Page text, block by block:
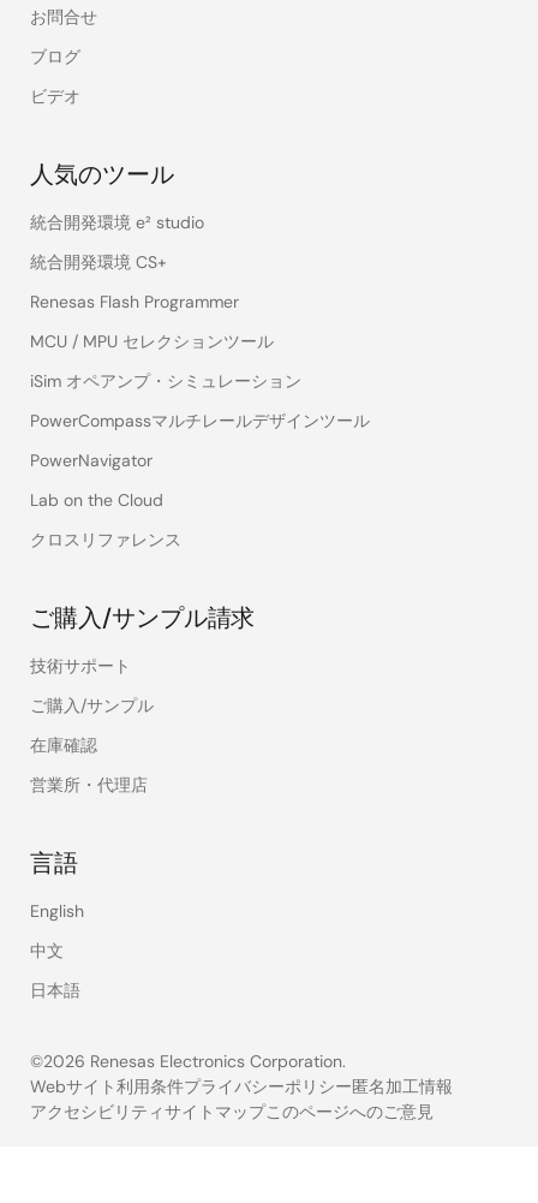
お問合せ
ブログ
ビデオ
人気のツール
統合開発環境 e² studio
統合開発環境 CS+
Renesas Flash Programmer
MCU / MPU セレクションツール
iSim オペアンプ・シミュレーション
PowerCompassマルチレールデザインツール
PowerNavigator
Lab on the Cloud
クロスリファレンス
ご購入/サンプル請求
技術サポート
ご購入/サンプル
在庫確認
営業所・代理店
言語
English
中文
日本語
©2026 Renesas Electronics Corporation.
Legal
Webサイト利用条件プライバシーポリシー匿名加工情報
アクセシビリティサイトマップこのページへのご意見